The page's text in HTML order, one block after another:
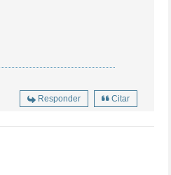
Responder Citar